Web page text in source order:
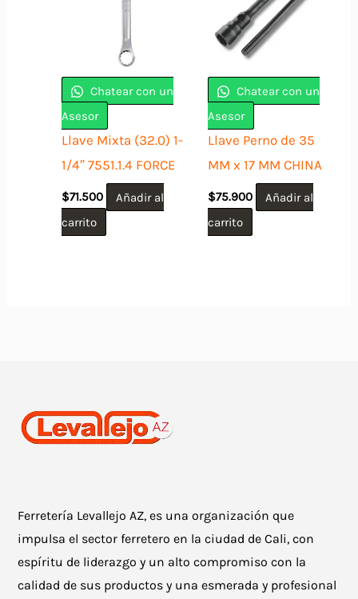
Chatear con un
Asesor
Llave Mixta (32.0) 1-
1/4″ 7551.1.4 FORCE
$71.500
Añadir al
carrito
Chatear con un
Asesor
Llave Perno de 35
MM x 17 MM CHINA
$75.900
Añadir al
carrito
Ferretería Levallejo AZ, es una organización que
impulsa el sector ferretero en la ciudad de Cali, con
espíritu de liderazgo y un alto compromiso con la
calidad de sus productos y una esmerada y profesional